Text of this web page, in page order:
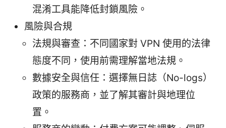
混淆工具能降低封鎖風險。
風險與合規
法規與審查：不同國家對 VPN 使用的法律
態度不同，使用前需理解當地法規。
數據安全與信任：選擇無日誌（No-logs）
政策的服務商，並了解其審計與地理位
置。